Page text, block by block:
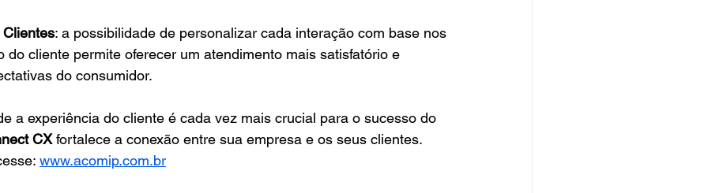
Clientes: a possibilidade de personalizar cada interação com base nos
do cliente permite oferecer um atendimento mais satisfatório e
do consumidor.
a experiência do cliente é cada vez mais crucial para o sucesso do
CX fortalece a conexão entre sua empresa e os seus clientes.
www.acomip.com.br